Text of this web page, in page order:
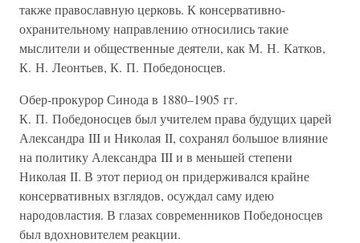
также православную церковь. К консервативно-
охранительному направлению относились такие
мыслители и общественные деятели, как М. Н. Катков,
К. Н. Леонтьев, К. П. Победоносцев.
Обер-прокурор Синода в 1880–1905 гг.
К. П. Победоносцев был учителем права будущих царей
Александра III и Николая II, сохранял большое влияние
на политику Александра III и в меньшей степени
Николая II. В этот период он придерживался крайне
консервативных взглядов, осуждал саму идею
народовластия. В глазах современников Победоносцев
был вдохновителем реакции.